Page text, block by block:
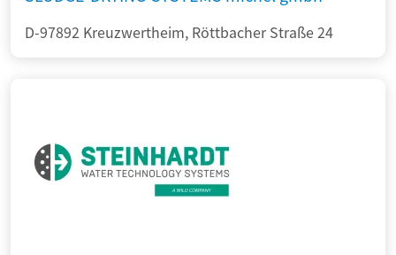
D-97892 Kreuzwertheim, Röttbacher Straße 24